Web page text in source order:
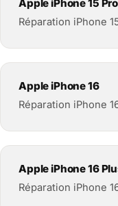
Apple iPhone 15
Réparation iPhone
Apple iPhone 16
Réparation iPhone
Apple iPhone 16
Réparation iPhone